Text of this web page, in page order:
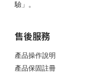
驗」。
售後服務
產品操作說明
產品保固註冊